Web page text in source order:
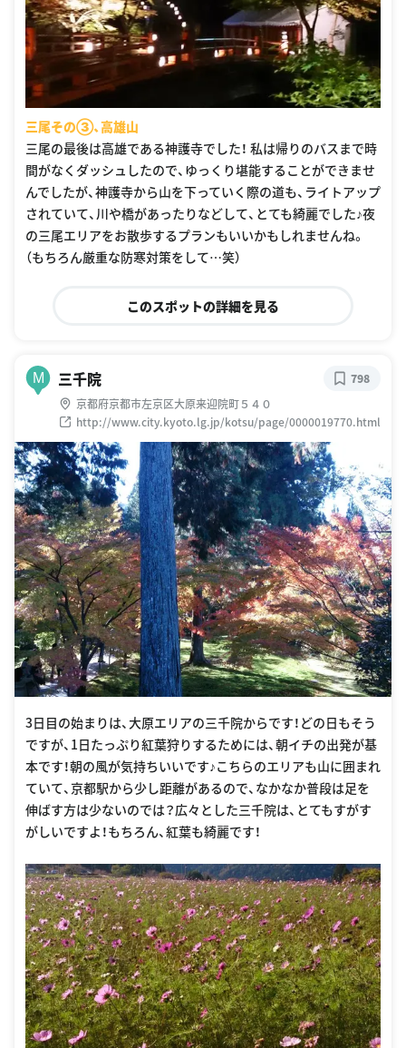
三尾その③、高雄山
三尾の最後は高雄である神護寺でした！ 私は帰りのバスまで時
間がなくダッシュしたので、ゆっくり堪能することができませ
んでしたが、神護寺から山を下っていく際の道も、ライトアップ
されていて、川や橋があったりなどして、とても綺麗でした♪夜
の三尾エリアをお散歩するプランもいいかもしれませんね。
（もちろん厳重な防寒対策をして…笑）
このスポットの詳細を見る
M 三千院
京都府京都市左京区大原来迎院町５４０
http://www.city.kyoto.lg.jp/kotsu/page/0000019770.html
798
3日目の始まりは、大原エリアの三千院からです！どの日もそう
ですが、1日たっぷり紅葉狩りするためには、朝イチの出発が基
本です！朝の風が気持ちいいです♪こちらのエリアも山に囲まれ
ていて、京都駅から少し距離があるので、なかなか普段は足を
伸ばす方は少ないのでは？広々とした三千院は、とてもすがす
がしいですよ！もちろん、紅葉も綺麗です！